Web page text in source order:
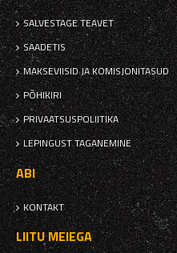
SALVESTAGE TEAVET
SAADETIS
MAKSEVIISID JA KOMISJONITASUD
PÕHIKIRI
PRIVAATSUSPOLIITIKA
LEPINGUST TAGANEMINE
ABI
KONTAKT
LIITU MEIEGA